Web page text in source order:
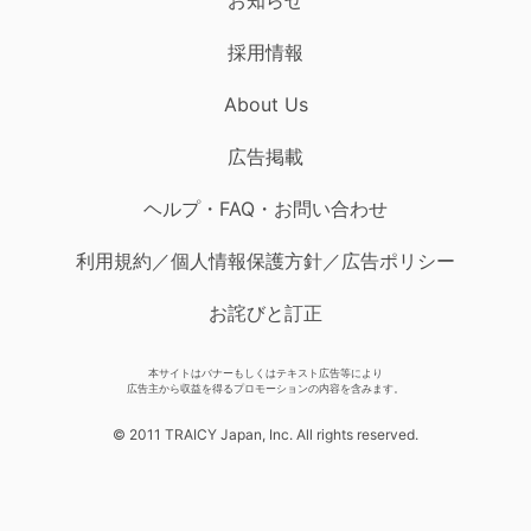
採用情報
About Us
広告掲載
ヘルプ・FAQ・お問い合わせ
利用規約／個人情報保護方針／広告ポリシー
お詫びと訂正
本サイトはバナーもしくはテキスト広告等により
広告主から収益を得るプロモーションの内容を含みます。
© 2011 TRAICY Japan, Inc. All rights reserved.